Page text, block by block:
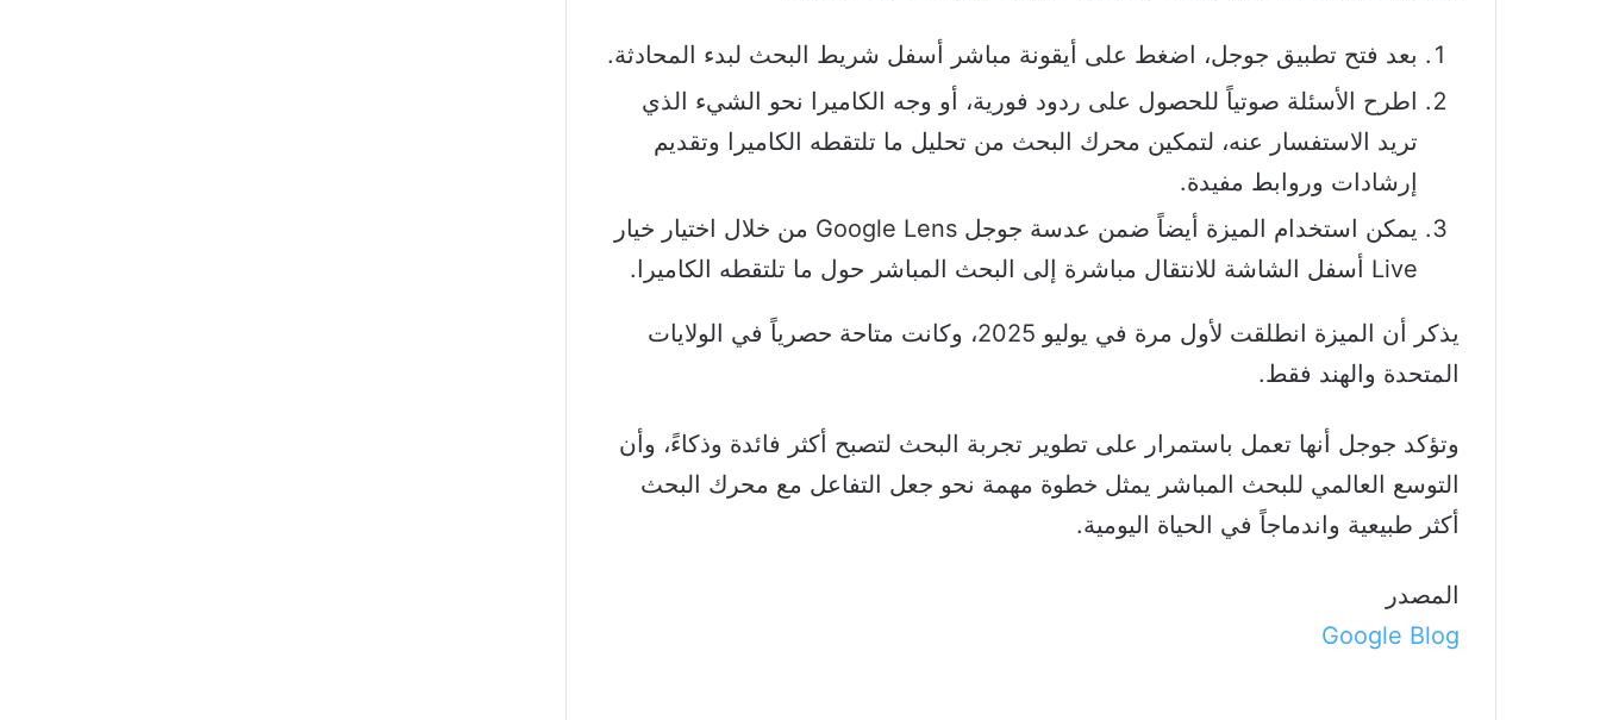
بعد فتح تطبيق جوجل، اضغط على أيقونة مباشر أسفل شريط البحث لبدء المحادثة.
اطرح الأسئلة صوتياً للحصول على ردود فورية، أو وجه الكاميرا نحو الشيء الذي
تريد الاستفسار عنه، لتمكين محرك البحث من تحليل ما تلتقطه الكاميرا وتقديم
إرشادات وروابط مفيدة.
يمكن استخدام الميزة أيضاً ضمن عدسة جوجل Google Lens من خلال اختيار خيار
Live أسفل الشاشة للانتقال مباشرة إلى البحث المباشر حول ما تلتقطه الكاميرا.
يذكر أن الميزة انطلقت لأول مرة في يوليو 2025، وكانت متاحة حصرياً في الولايات
المتحدة والهند فقط.
وتؤكد جوجل أنها تعمل باستمرار على تطوير تجربة البحث لتصبح أكثر فائدة وذكاءً، وأن
التوسع العالمي للبحث المباشر يمثل خطوة مهمة نحو جعل التفاعل مع محرك البحث
أكثر طبيعية واندماجاً في الحياة اليومية.
المصدر
Google Blog